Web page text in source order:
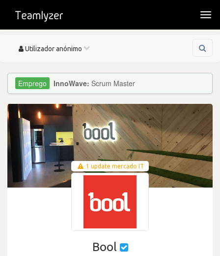
Toggle
Utilizador anónimo
InnoWave: Scrum Master
1 update mercado IT
Bool